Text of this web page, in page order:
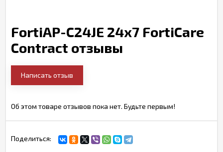
FortiAP-C24JE 24x7 FortiCare
Contract отзывы
Написать отзыв
Об этом товаре отзывов пока нет. Будьте первым!
Поделиться: